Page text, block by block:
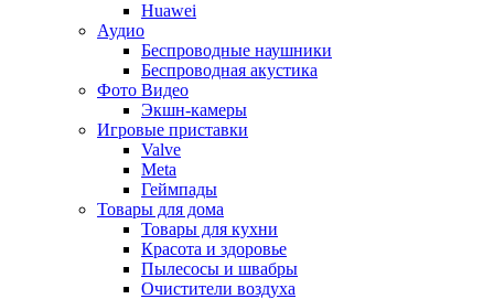
Huawei
Аудио
Беспроводные наушники
Беспроводная акустика
Фото Видео
Экшн-камеры
Игровые приставки
Valve
Meta
Геймпады
Товары для дома
Товары для кухни
Красота и здоровье
Пылесосы и швабры
Очистители воздуха